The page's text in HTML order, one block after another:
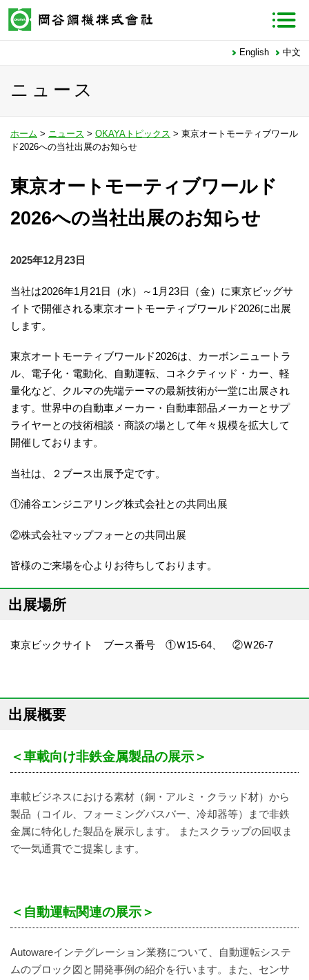
English 中文
ニュース
ホーム > ニュース > OKAYAトピックス > 東京オートモーティブワール
ド2026への当社出展のお知らせ
東京オートモーティブワールド
2026への当社出展のお知らせ
2025年12月23日
当社は2026年1月21日（水）～1月23日（金）に東京ビッグサ
イトで開催される東京オートモーティブワールド2026に出展
します。
東京オートモーティブワールド2026は、カーボンニュートラ
ル、電子化・電動化、自動運転、コネクティッド・カー、軽
量化など、クルマの先端テーマの最新技術が一堂に出展され
ます。世界中の自動車メーカー・自動車部品メーカーとサプ
ライヤーとの技術相談・商談の場として年々規模を拡大して
開催しております。
当社は、２ブース出展予定です。
①浦谷エンジニアリング株式会社との共同出展
②株式会社マップフォーとの共同出展
皆様のご来場を心よりお待ちしております。
出展場所
東京ビックサイト ブース番号 ①Ｗ15-64、 ②Ｗ26-7
出展概要
＜車載向け非鉄金属製品の展示＞
車載ビジネスにおける素材（銅・アルミ・クラッド材）から
製品（コイル、フォーミングバスバー、冷却器等）まで非鉄
金属に特化した製品を展示します。 またスクラップの回収ま
で一気通貫でご提案します。
＜自動運転関連の展示＞
Autowareインテグレーション業務について、自動運転システ
ムのブロック図と開発事例の紹介を行います。また、センサ